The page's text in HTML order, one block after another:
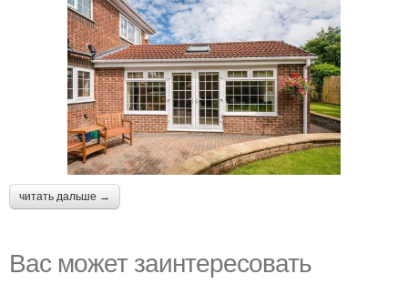
читать дальше →
Вас может заинтересовать